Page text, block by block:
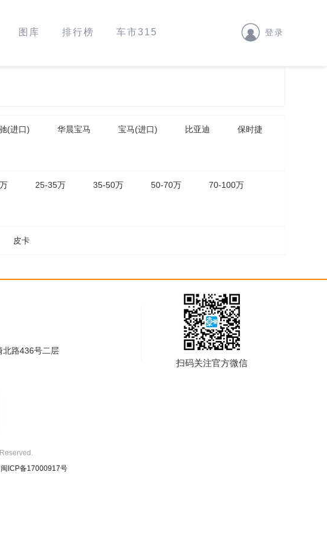
图库 排行榜 车市315 登录
(进口) 华晨宝马 宝马(进口) 比亚迪 保时捷
25-35万 35-50万 50-70万 70-100万
皮卡
北路436号二层
扫码关注官方微信
闽ICP备17000917号